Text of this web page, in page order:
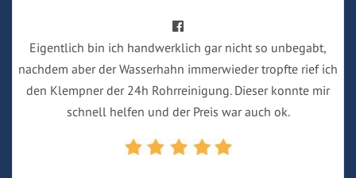
Eigentlich bin ich handwerklich gar nicht so unbegabt,
nachdem aber der Wasserhahn immerwieder tropfte rief ich
den Klempner der 24h Rohrreinigung. Dieser konnte mir
schnell helfen und der Preis war auch ok.